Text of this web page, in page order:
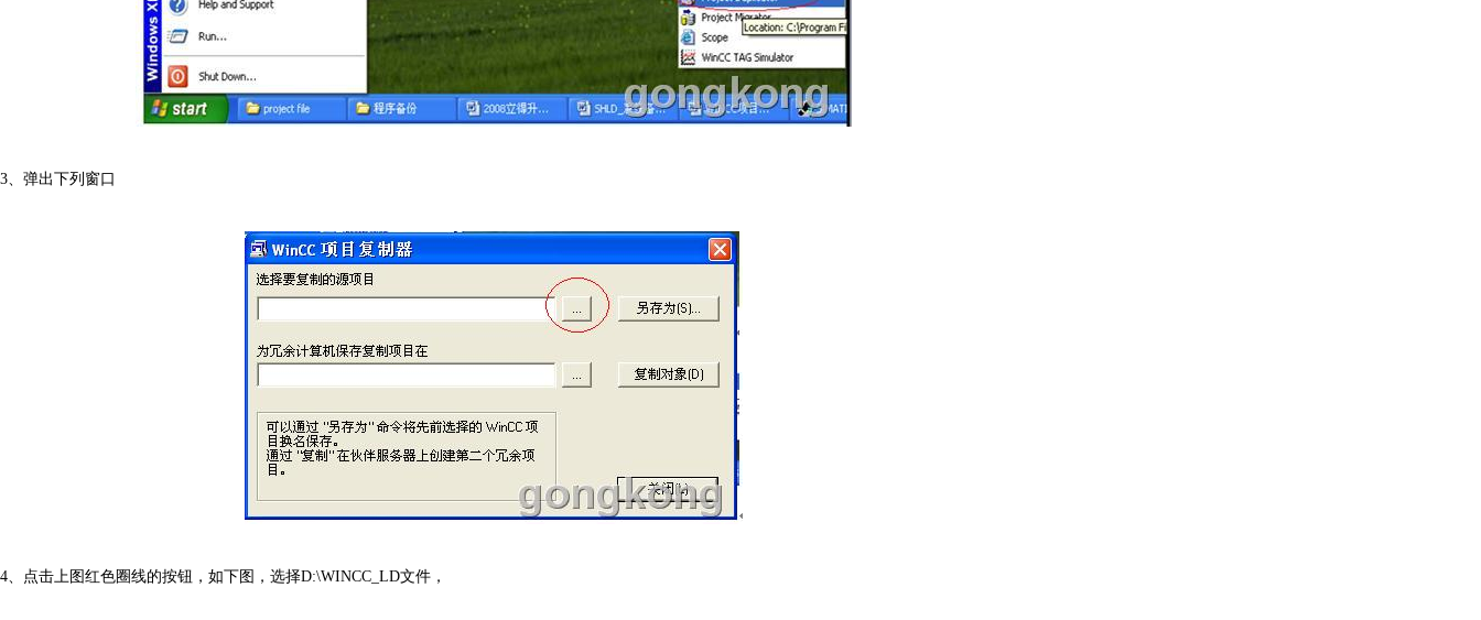
3、弹出下列窗口
4、点击上图红色圈线的按钮，如下图，选择D:\WINCC_LD文件，